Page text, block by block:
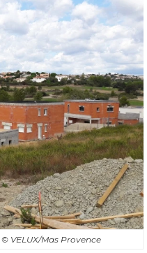
© VELUX/Mas Provence